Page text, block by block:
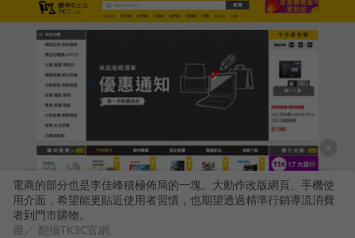
電商的部分也是李佳峰積極佈局的一塊。大動作改版網頁、手機使
用介面，希望能更貼近使用者習慣，也期望透過精準行銷導流消費
者到門市購物。
圖／ 翻攝TK3C官網